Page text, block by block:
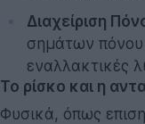
Διαχείριση
σημάτων πόνου
εναλλακτικές
Το ρίσκο και η
Φυσικά, όπως